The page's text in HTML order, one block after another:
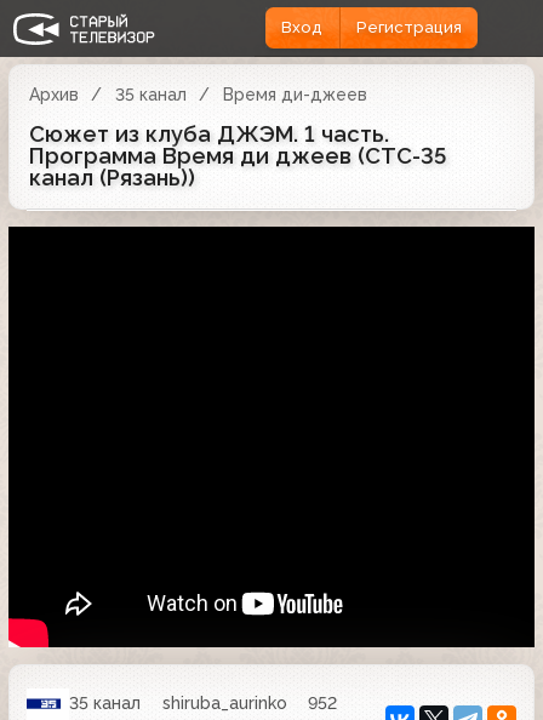
Вход Регистрация
Архив 35 канал Время ди-джеев
Сюжет из клуба ДЖЭМ. 1 часть.
Программа Время ди джеев (СТС-35
канал (Рязань))
35 канал shiruba_aurinko
952